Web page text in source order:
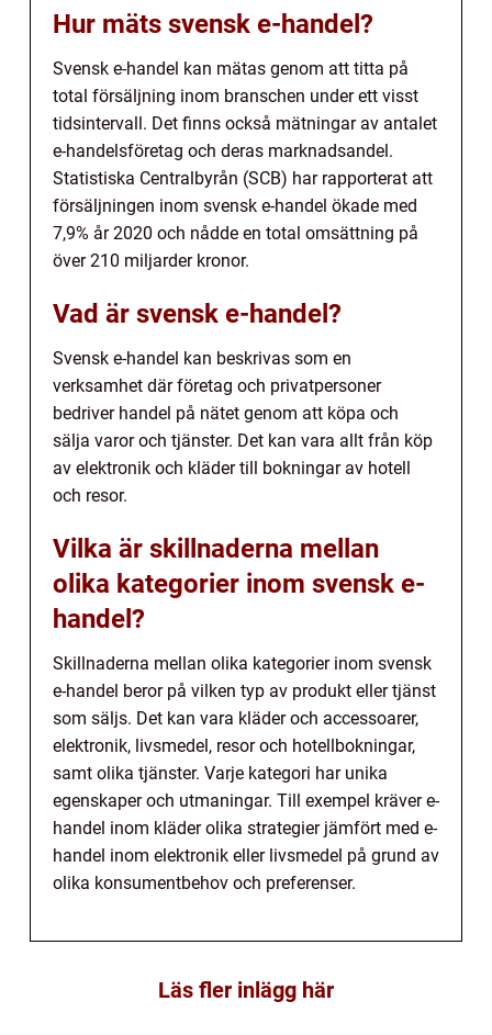
Hur mäts svensk e-handel?
Svensk e-handel kan mätas genom att titta på
total försäljning inom branschen under ett visst
tidsintervall. Det finns också mätningar av antalet
e-handelsföretag och deras marknadsandel.
Statistiska Centralbyrån (SCB) har rapporterat att
försäljningen inom svensk e-handel ökade med
7,9% år 2020 och nådde en total omsättning på
över 210 miljarder kronor.
Vad är svensk e-handel?
Svensk e-handel kan beskrivas som en
verksamhet där företag och privatpersoner
bedriver handel på nätet genom att köpa och
sälja varor och tjänster. Det kan vara allt från köp
av elektronik och kläder till bokningar av hotell
och resor.
Vilka är skillnaderna mellan
olika kategorier inom svensk e-
handel?
Skillnaderna mellan olika kategorier inom svensk
e-handel beror på vilken typ av produkt eller tjänst
som säljs. Det kan vara kläder och accessoarer,
elektronik, livsmedel, resor och hotellbokningar,
samt olika tjänster. Varje kategori har unika
egenskaper och utmaningar. Till exempel kräver e-
handel inom kläder olika strategier jämfört med e-
handel inom elektronik eller livsmedel på grund av
olika konsumentbehov och preferenser.
Läs fler inlägg här